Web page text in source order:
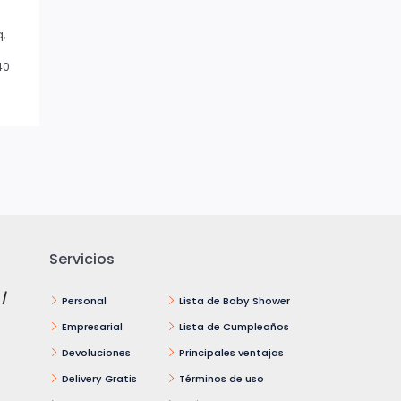
/
Servicios
Personal
Empresarial
Devoluciones
Delivery Gratis
Lista de Baby Shower
Lista de Cumpleaños
Principales ventajas
Términos de uso